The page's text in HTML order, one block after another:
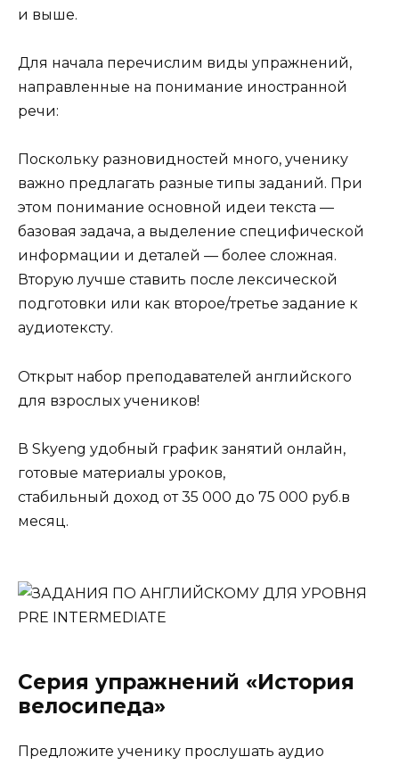
и выше.
Для начала перечислим виды упражнений,
направленные на понимание иностранной
речи:
Поскольку разновидностей много, ученику
важно предлагать разные типы заданий. При
этом понимание основной идеи текста —
базовая задача, а выделение специфической
информации и деталей — более сложная.
Вторую лучше ставить после лексической
подготовки или как второе/третье задание к
аудиотексту.
Открыт набор преподавателей английского
для взрослых учеников!
В Skyeng удобный график занятий онлайн,
готовые материалы уроков,
стабильный доход от 35 000 до 75 000 руб.в
месяц.
Серия упражнений «История
велосипеда»
Предложите ученику прослушать аудио